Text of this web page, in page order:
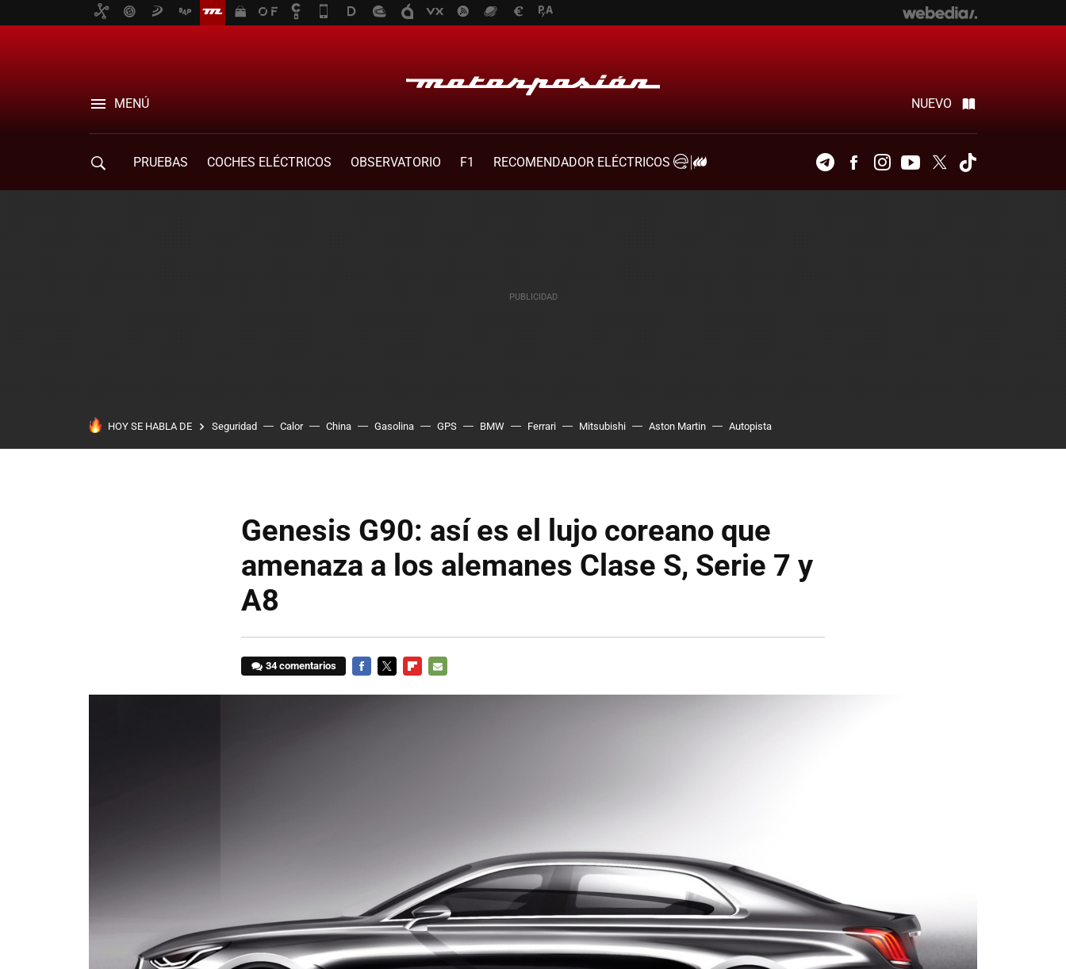
MENÚ NUEVO
PRUEBAS COCHES ELÉCTRICOS OBSERVATORIO F1
RECOMENDADOR ELÉCTRICOS
TelegramFacebookInstagramYoutubeTwitter
HOY SE HABLA DE Seguridad Calor China Gasolina GPS BMW Ferrari Mitsubishi Aston Martin Autopista
Genesis G90: así es el lujo coreano que
amenaza a los alemanes Clase S, Serie 7 y
A8
34 comentarios